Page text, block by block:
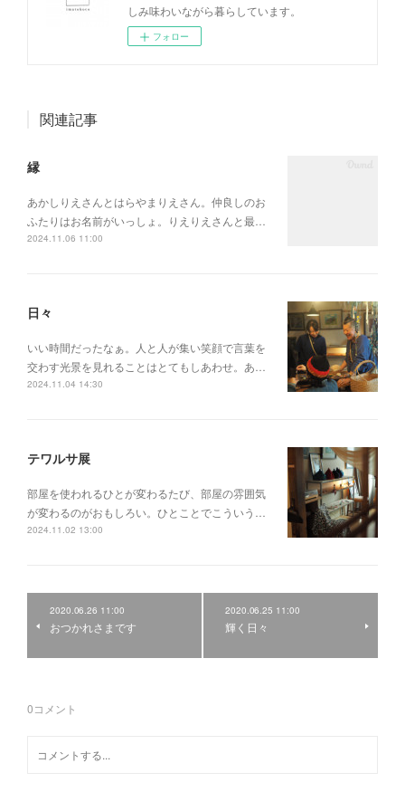
しみ味わいながら暮らしています。
フォロー
関連記事
縁
あかしりえさんとはらやまりえさん。仲良しのお
ふたりはお名前がいっしょ。りえりえさんと最…
2024.11.06 11:00
日々
いい時間だったなぁ。人と人が集い笑顔で言葉を
交わす光景を見れることはとてもしあわせ。あ…
2024.11.04 14:30
テワルサ展
部屋を使われるひとが変わるたび、部屋の雰囲気
が変わるのがおもしろい。ひとことでこういう…
2024.11.02 13:00
2020.06.26 11:00
おつかれさまです
2020.06.25 11:00
輝く日々
0コメント